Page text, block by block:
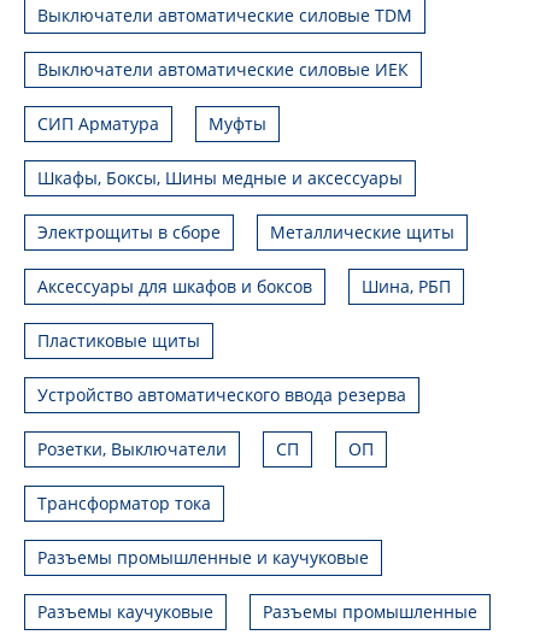
Выключатели автоматические силовые TDM
Выключатели автоматические силовые ИЕК
СИП Арматура Муфты
Шкафы, Боксы, Шины медные и аксессуары
Электрощиты в сборе Металлические щиты
Аксессуары для шкафов и боксов Шина, РБП
Пластиковые щиты
Устройство автоматического ввода резерва
Розетки, Выключатели СП ОП
Трансформатор тока
Разъемы промышленные и каучуковые
Разъемы каучуковые Разъемы промышленные